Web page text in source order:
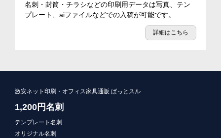
名刺・封筒・チラシなどの印刷用データは写真、テン
プレート、aiファイルなどでの入稿が可能です。
詳細はこちら
激安ネット印刷・オフィス家具通販 ぱっとスル
1,200円名刺
テンプレート名刺
オリジナル名刺